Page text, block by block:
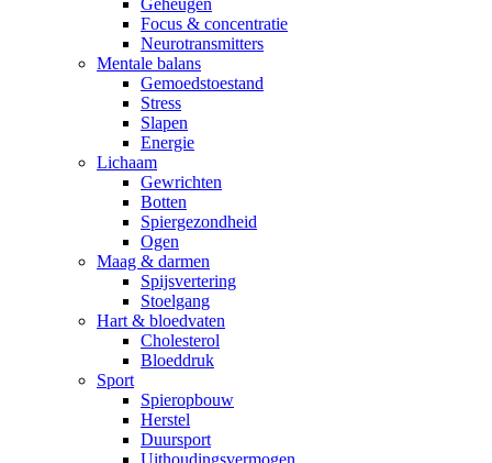
Geheugen
Focus & concentratie
Neurotransmitters
Mentale balans
Gemoedstoestand
Stress
Slapen
Energie
Lichaam
Gewrichten
Botten
Spiergezondheid
Ogen
Maag & darmen
Spijsvertering
Stoelgang
Hart & bloedvaten
Cholesterol
Bloeddruk
Sport
Spieropbouw
Herstel
Duursport
Uithoudingsvermogen